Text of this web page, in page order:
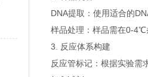
DNA提取：使用适合的
样品处理：样品需在0-4℃
3. 反应体系构建
反应管标记：根据实验需